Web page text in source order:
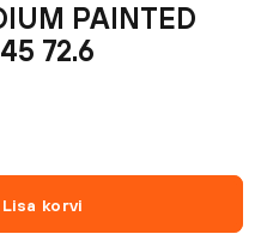
PAINTED
72.6
Lisa korvi